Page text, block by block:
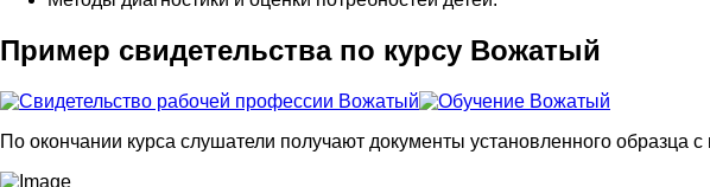
Пример свидетельства по курсу Вожатый
По окончании курса слушатели получают документы установленного образца